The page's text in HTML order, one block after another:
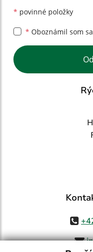
* povinné položky
* Oboznámil som
Google reCaptcha